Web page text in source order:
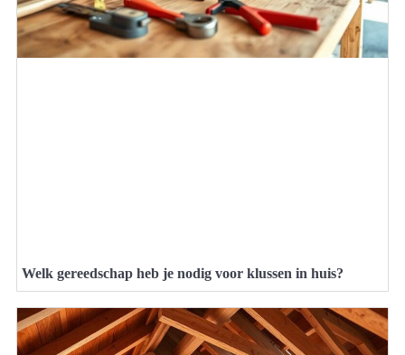
Welk gereedschap heb je nodig voor klussen in huis?